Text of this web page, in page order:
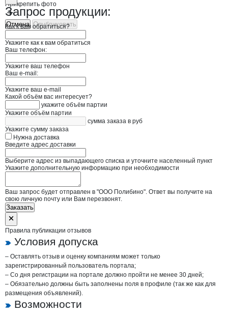
Прикрепить фото
Отмена Опубликовать
Запрос продукции:
Как к вам обратиться?
Укажите как к вам обратиться
Ваш телефон:
Укажите ваш телефон
Ваш e-mail:
Укажите ваш e-mail
Какой объём вас интересует?
укажите объём партии
Укажите объём партии
сумма заказа в руб
Укажите сумму заказа
Нужна доставка
Введите адрес доставки
Выберите адрес из выпадающего списка и уточните населенный пункт
Укажите дополнительную информацию при необходимости
Ваш запрос будет отправлен в "ООО Полибино". Ответ вы получите на
свою личную почту или Вам перезвонят.
Заказать
Правила публикации отзывов
Условия допуска
– Оставлять отзыв и оценку компаниям может только
зарегистрированный пользователь портала;
– Со дня регистрации на портале должно пройти не менее 30 дней;
– Обязательно должны быть заполнены поля в профиле (так же как для
размещения объявлений).
Возможности